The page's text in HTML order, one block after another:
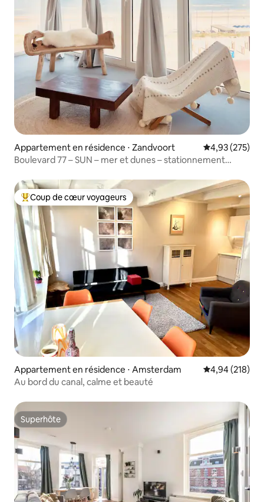
Appartement en résidence ⋅ Zandvoort Évaluation
4,93 (275)
Boulevard 77 – SUN – mer et dunes – stationnement
Coups de cœur voyageurs les plus appréciés
Coup de cœur voyageurs
Appartement en résidence ⋅ Amsterdam Évaluation
4,94 (218)
Au bord du canal, calme et beauté
Superhôte
Superhôte